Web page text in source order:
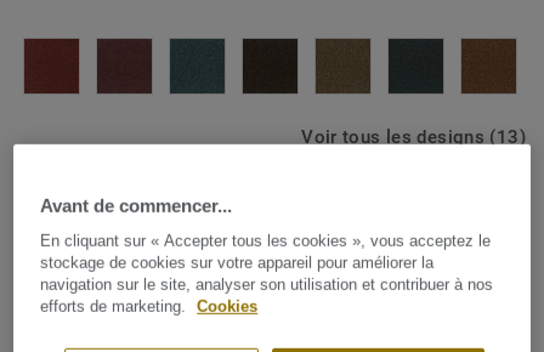
Voir tous les designs (13)
Rouleaux de moquette|Carpettes sur mesure
Contour
Avant de commencer...
En cliquant sur « Accepter tous les cookies », vous acceptez le
stockage de cookies sur votre appareil pour améliorer la
navigation sur le site, analyser son utilisation et contribuer à nos
efforts de marketing.
Cookies